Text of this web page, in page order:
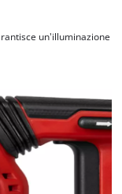
un'illuminazione